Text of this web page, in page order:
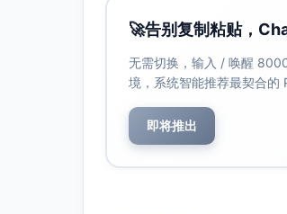
🚀告别复制粘贴，
无需切换，输入 / 唤醒
境，系统智能推荐最契合的
即将推出